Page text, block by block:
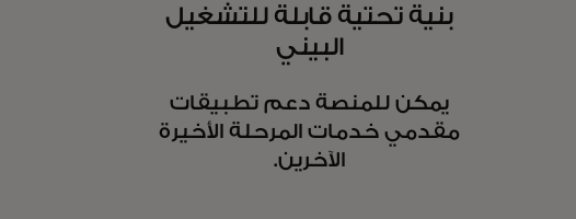
بنية تحتية قابلة للتشغيل
البيني
يمكن للمنصة دعم تطبيقات
مقدمي خدمات المرحلة الأخيرة
الآخرين.